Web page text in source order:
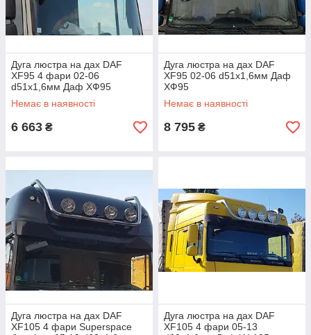
Дуга люстра на дах DAF
XF95 4 фари 02-06
d51х1,6мм Даф ХФ95
Немає в наявності
6 663 ₴
Дуга люстра на дах DAF
XF95 02-06 d51х1,6мм Даф
ХФ95
Немає в наявності
8 795 ₴
Дуга люстра на дах DAF
XF105 4 фари Superspace
Дуга люстра на дах DAF
XF105 4 фари 05-13